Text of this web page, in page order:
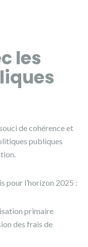
les
de cohérence et
publiques
pour l’horizon 2025 :
primaire
des frais de